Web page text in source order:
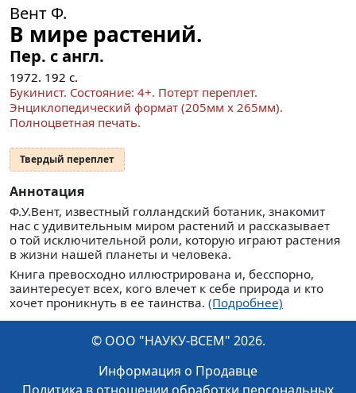
Вент Ф.
В мире растений.
Пер. с англ.
1972. 192 с.
Букинист. Состояние: 4+. Потерт переплет.
Энциклопедический формат (205мм x 265мм).
Полноцветная печать.
Твердый переплет
Аннотация
Ф.У.Вент, известный голландский ботаник, знакомит
нас с удивительным миром растений и рассказывает
о той исключительной роли, которую играют растения
в жизни нашей планеты и человека.
Книга превосходно иллюстрирована и, бесспорно,
заинтересует всех, кого влечет к себе природа и кто
хочет проникнуть в ее таинства. (Подробнее)
© ООО "НАУКУ-ВСЕМ" 2026.
Информация о Продавце